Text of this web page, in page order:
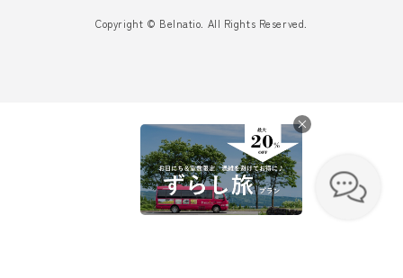
Copyright © Belnatio. All Rights Reserved.